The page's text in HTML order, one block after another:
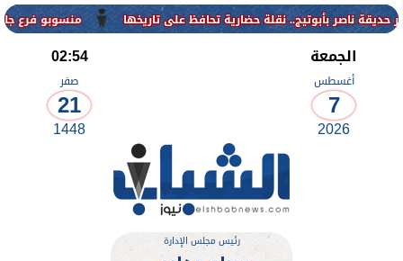
منسوبو فرع جامعة الأزهر للوجه
الجمعة
أغسطس
7
2026
02:54
صفر
21
1448
رئيس مجلس الإدارة